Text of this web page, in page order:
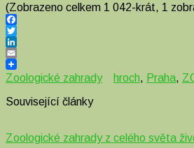
(Zobrazeno celkem 1 042-krát, 1
Facebook
Twitter
LinkedIn
Email
Zoologické zahrady
hroch, Praha,
Související články
Zoologické zahrady z celého světa